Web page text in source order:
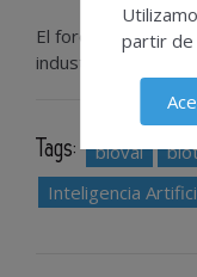
El foro concluirá
industrial.
Tags: bioval
Inteligencia
partir de